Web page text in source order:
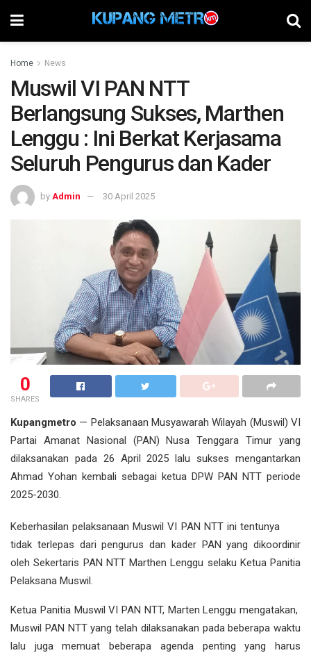
Home News
Muswil VI PAN NTT
Berlangsung Sukses, Marthen
Lenggu : Ini Berkat Kerjasama
Seluruh Pengurus dan Kader
by Admin 30 April 2025
0
SHARES
Kupangmetro — Pelaksanaan Musyawarah Wilayah (Muswil) VI
Partai Amanat Nasional (PAN) Nusa Tenggara Timur yang
dilaksanakan pada 26 April 2025 lalu sukses mengantarkan
Ahmad Yohan kembali sebagai ketua DPW PAN NTT periode
2025-2030.
Keberhasilan pelaksanaan Muswil VI PAN NTT ini tentunya
tidak terlepas dari pengurus dan kader PAN yang dikoordinir
oleh Sekertaris PAN NTT Marthen Lenggu selaku Ketua Panitia
Pelaksana Muswil.
Ketua Panitia Muswil VI PAN NTT, Marten Lenggu mengatakan,
Muswil PAN NTT yang telah dilaksanakan pada beberapa waktu
lalu juga memuat beberapa agenda penting yang harus